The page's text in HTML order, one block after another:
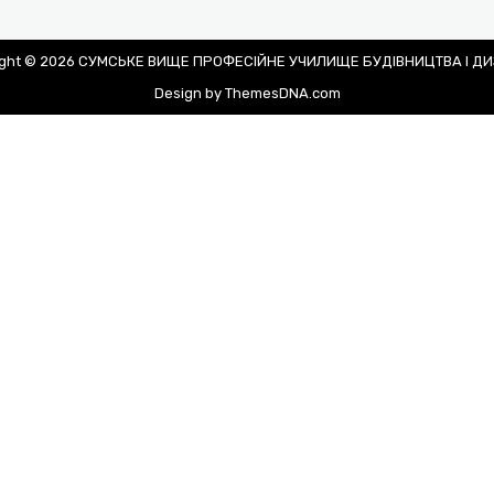
© 2026 СУМСЬКЕ ВИЩЕ ПРОФЕСІЙНЕ УЧИЛИЩЕ БУДІВНИЦТВА І
Design by ThemesDNA.com